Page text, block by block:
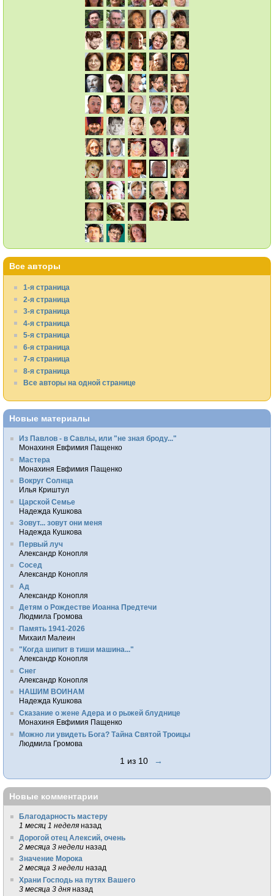
Все авторы
1-я страница
2-я страница
3-я страница
4-я страница
5-я страница
6-я страница
7-я страница
8-я страница
Все авторы на одной странице
Новые материалы
Из Павлов - в Савлы, или "не зная броду..."
Монахиня Евфимия Пащенко
Мастера
Монахиня Евфимия Пащенко
Вокруг Солнца
Илья Криштул
Царской Семье
Надежда Кушкова
Зовут... зовут они меня
Надежда Кушкова
Первый луч
Александр Конопля
Сосед
Александр Конопля
Ад
Александр Конопля
Детям о Рождестве Иоанна Предтечи
Людмила Громова
Память 1941-2026
Михаил Малеин
"Когда шипит в тиши машина..."
Александр Конопля
Снег
Александр Конопля
НАШИМ ВОИНАМ
Надежда Кушкова
Сказание о жене Адера и о рыжей блуднице
Монахиня Евфимия Пащенко
Можно ли увидеть Бога? Тайна Святой Троицы
Людмила Громова
1 из 10 →
Новые комментарии
Благодарность мастеру
1 месяц 1 неделя назад
Дорогой отец Алексий, очень
2 месяца 3 недели назад
Значение Морока
2 месяца 3 недели назад
Храни Господь на путях Вашего
3 месяца 3 дня назад